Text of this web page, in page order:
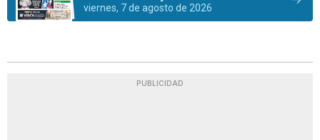
viernes, 7 de agosto de 2026
PUBLICIDAD